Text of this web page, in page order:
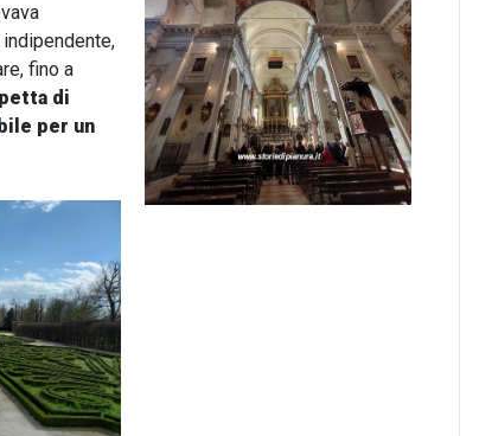
fino a
di
per un